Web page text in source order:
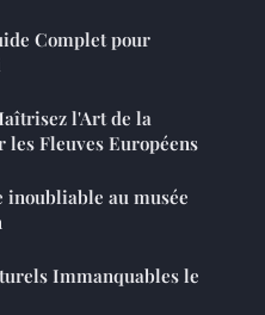
Complet pour
l'Art de la
Fleuves Européens
inoubliable au musée
Immanquables le